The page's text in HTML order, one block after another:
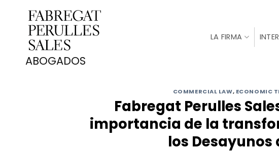
contenido
LA FIRMA
COMMERCIAL LAW, ECONOMIC
Fabregat Perulles
importancia de la
los Desayunos